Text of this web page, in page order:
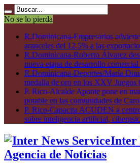
No se lo pierda
R.Dominicana-Empresarios
aranceles del 12.5% a las
R.Dominicana-Roberto Álvarez
nueva etapa de desarrollo
R.Dominicana-Deportes/María
medalla de oro en los XXV Juegos
P. Rico-Alcalde Aponte pone en
potable en las comunidades de
P. Rico-Capacita ACUDEN a
sobre inteligencia artificial,
Inter
Agencia de Noticias